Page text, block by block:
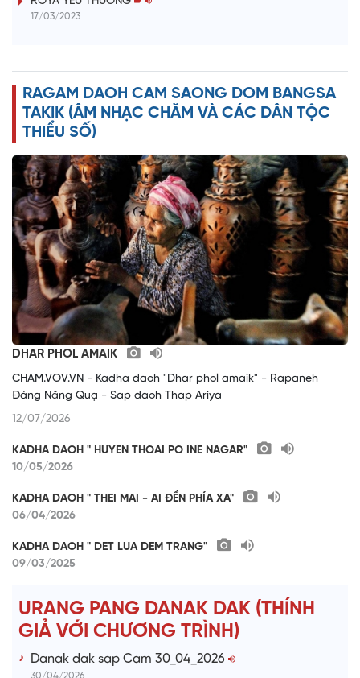
e
o
17/03/2023
RAGAM DAOH CAM SAONG DOM BANGSA
TAKIK (ÂM NHẠC CHĂM VÀ CÁC DÂN TỘC
THIỂU SỐ)
DHAR PHOL AMAIK
CHAM.VOV.VN - Kadha daoh "Dhar phol amaik" - Rapaneh
Đàng Năng Quạ - Sap daoh Thap Ariya
12/07/2026
KADHA DAOH " HUYEN THOAI PO INE NAGAR"
10/05/2026
KADHA DAOH " THEI MAI - AI ĐỀN PHÍA XA"
06/04/2026
KADHA DAOH " DET LUA DEM TRANG"
09/03/2025
URANG PANG DANAK DAK (THÍNH
GIẢ VỚI CHƯƠNG TRÌNH)
Danak dak sap Cam 30_04_2026
30/04/2026